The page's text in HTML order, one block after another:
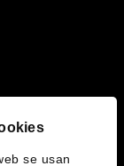
se usan